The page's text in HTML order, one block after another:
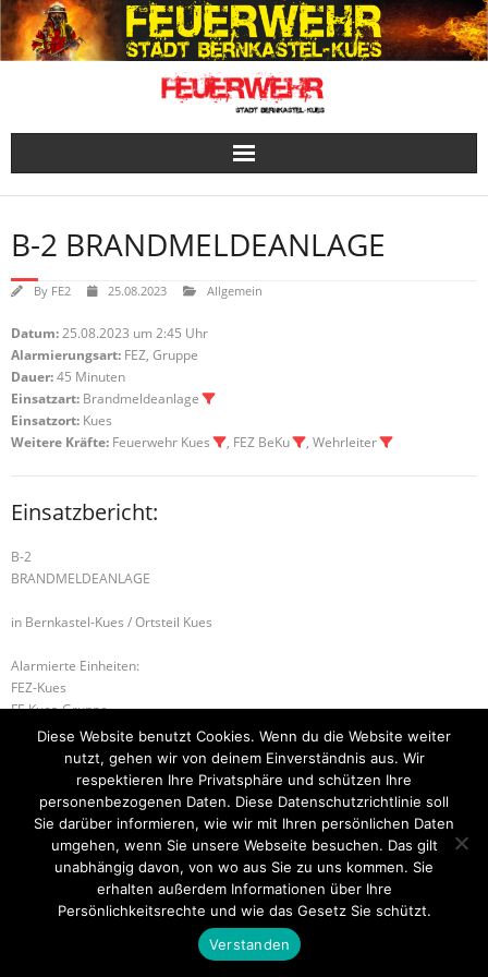
Skip
to
content
B-2 BRANDMELDEANLAGE
By FE2 25.08.2023 Allgemein
Datum:25.08.2023 um 2:45 Uhr
Alarmierungsart: FEZ, Gruppe
Dauer:45 Minuten
Einsatzart: Brandmeldeanlage
Einsatzort: Kues
Weitere Kräfte: Feuerwehr Kues , FEZ BeKu , Wehrleiter
Einsatzbericht:
B-2
BRANDMELDEANLAGE
in Bernkastel-Kues / Ortsteil Kues
Alarmierte Einheiten:
FEZ-Kues
FF-Kues-Gruppe
BeKu WL
B-2 BRANDMELDEANLAGE D1.02
Startseite Einsätze Mitglied werden Über uns
Bilder
Kontakt
Theme byThink Up Themes Ltd. Powered byWordPress.
Diese Website benutzt Cookies. Wenn du die Website weiter
nutzt, gehen wir von deinem Einverständnis aus. Wir
respektieren Ihre Privatsphäre und schützen Ihre
personenbezogenen Daten. Diese Datenschutzrichtlinie soll
Sie darüber informieren, wie wir mit Ihren persönlichen Daten
umgehen, wenn Sie unsere Webseite besuchen. Das gilt
unabhängig davon, von wo aus Sie zu uns kommen. Sie
erhalten außerdem Informationen über Ihre
Persönlichkeitsrechte und wie das Gesetz Sie schützt.
Verstanden